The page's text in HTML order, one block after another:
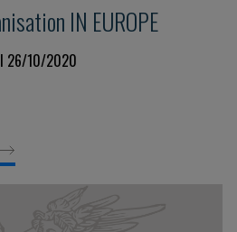
IN EUROPE
26/10/2020